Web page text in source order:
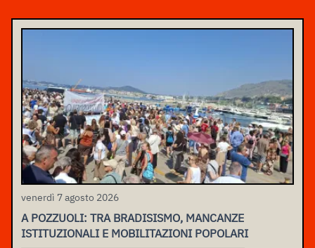
venerdì 7 agosto 2026
A POZZUOLI: TRA BRADISISMO, MANCANZE
ISTITUZIONALI E MOBILITAZIONI POPOLARI